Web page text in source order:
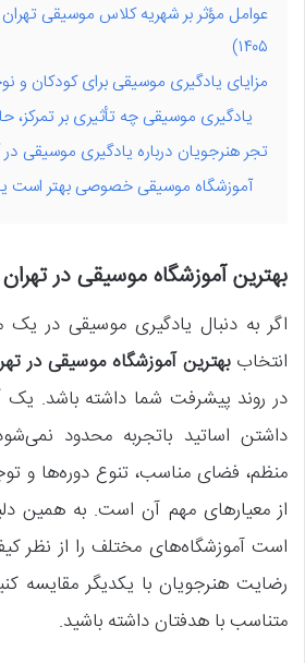
عوامل مؤثر بر شهریه کلاس موسیقی
۱۴۰۵)
مزایای یادگیری موسیقی برای کودکان و
یادگیری موسیقی چه تأثیری بر تمرکز،
تجر هنرجویان درباره یادگیری موسیقی
آموزشگاه موسیقی خصوصی بهتر است
بهترین آموزشگاه موسیقی در
اگر به دنبال یادگیری موسیقی در
انتخاب بهترین آموزشگاه موسیقی در
در روند پیشرفت شما داشته باشد.
داشتن اساتید باتجربه محدود
منظم، فضای مناسب، تنوع دوره‌ها و
از معیارهای مهم آن است. به همین
است آموزشگاه‌های مختلف را از نظر
رضایت هنرجویان با یکدیگر مقایسه
متناسب با هدفتان داشته باشید.